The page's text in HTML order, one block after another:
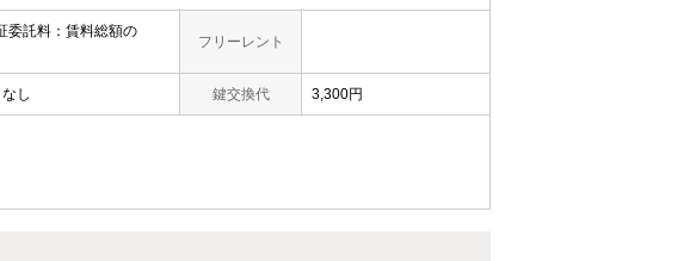
委託料：賃料総額の
フリーレント
なし 鍵交換代 3,300円